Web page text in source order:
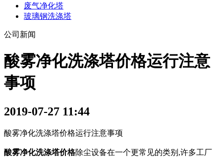
废气净化塔
玻璃钢洗涤塔
公司新闻
酸雾净化洗涤塔价格运行注意
事项
2019-07-27 11:44
酸雾净化洗涤塔价格运行注意事项
酸雾净化洗涤塔价格除尘设备在一个更常见的类别,许多工厂